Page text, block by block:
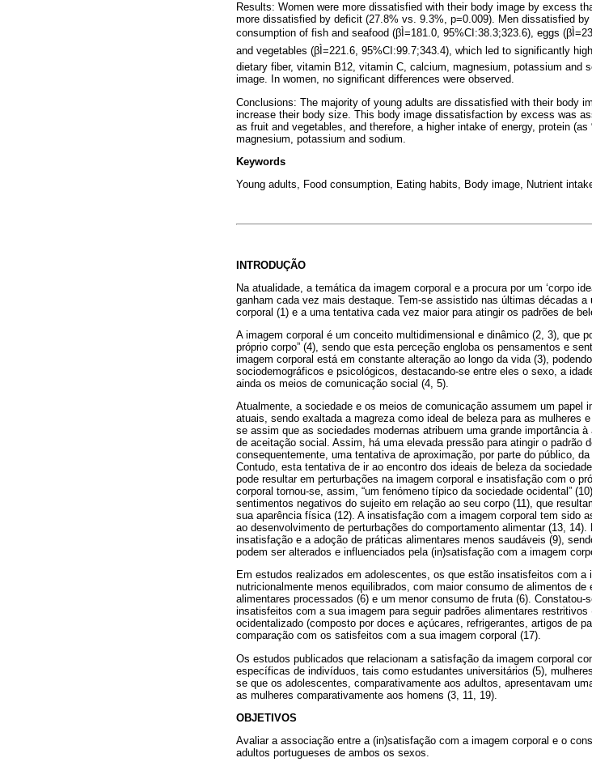
Results: Women were more dissatisfied with their body image by excess
more dissatisfied by deficit (27.8% vs. 9.3%, p=0.009). Men dissatisfied
consumption of fish and seafood (βÌ=181.0, 95%CI:38.3;323.6), eggs
and vegetables (βÌ=221.6, 95%CI:99.7;343.4), which led to significantly
dietary fiber, vitamin B12, vitamin C, calcium, magnesium, potassium and
image. In women, no significant differences were observed.
Conclusions: The majority of young adults are dissatisfied with their body
increase their body size. This body image dissatisfaction by excess was
as fruit and vegetables, and therefore, a higher intake of energy, protein
magnesium, potassium and sodium.
Keywords
Young adults, Food consumption, Eating habits, Body image, Nutrient
INTRODUÇÃO
Na atualidade, a temática da imagem corporal e a procura por um ‘corpo
ganham cada vez mais destaque. Tem-se assistido nas últimas décadas
corporal (1) e a uma tentativa cada vez maior para atingir os padrões de
A imagem corporal é um conceito multidimensional e dinâmico (2, 3), que
próprio corpo” (4), sendo que esta perceção engloba os pensamentos e
imagem corporal está em constante alteração ao longo da vida (3),
sociodemográficos e psicológicos, destacando-se entre eles o sexo, a
ainda os meios de comunicação social (4, 5).
Atualmente, a sociedade e os meios de comunicação assumem um papel
atuais, sendo exaltada a magreza como ideal de beleza para as mulheres
se assim que as sociedades modernas atribuem uma grande importância
de aceitação social. Assim, há uma elevada pressão para atingir o padrão
consequentemente, uma tentativa de aproximação, por parte do público,
Contudo, esta tentativa de ir ao encontro dos ideais de beleza da
pode resultar em perturbações na imagem corporal e insatisfação com o
corporal tornou-se, assim, “um fenómeno típico da sociedade ocidental”
sentimentos negativos do sujeito em relação ao seu corpo (11), que
sua aparência física (12). A insatisfação com a imagem corporal tem sido
ao desenvolvimento de perturbações do comportamento alimentar (13,
insatisfação e a adoção de práticas alimentares menos saudáveis (9),
podem ser alterados e influenciados pela (in)satisfação com a imagem
Em estudos realizados em adolescentes, os que estão insatisfeitos com a
nutricionalmente menos equilibrados, com maior consumo de alimentos de
alimentares processados (6) e um menor consumo de fruta (6).
insatisfeitos com a sua imagem para seguir padrões alimentares
ocidentalizado (composto por doces e açúcares, refrigerantes, artigos de
comparação com os satisfeitos com a sua imagem corporal (17).
Os estudos publicados que relacionam a satisfação da imagem corporal
específicas de indivíduos, tais como estudantes universitários (5),
se que os adolescentes, comparativamente aos adultos, apresentavam
as mulheres comparativamente aos homens (3, 11, 19).
OBJETIVOS
Avaliar a associação entre a (in)satisfação com a imagem corporal e o
adultos portugueses de ambos os sexos.